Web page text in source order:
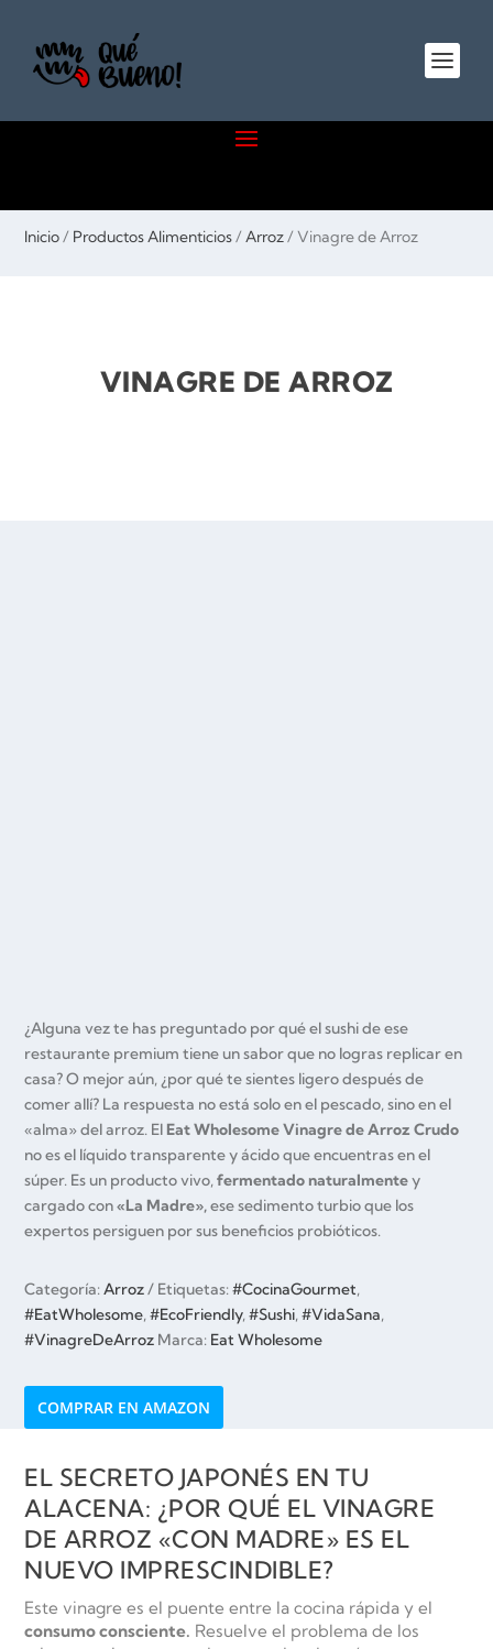
Inicio/ Productos Alimenticios/Arroz/ Vinagre de Arroz
VINAGRE DE ARROZ
¿Alguna vez te has preguntado por qué el sushi de ese
restaurante premium tiene un sabor que no logras replicar en
casa? O mejor aún, ¿por qué te sientes ligero después de
comer allí? La respuesta no está solo en el pescado, sino en el
«alma» del arroz. El Eat Wholesome Vinagre de Arroz Crudo
no es el líquido transparente y ácido que encuentras en el
súper. Es un producto vivo,fermentado naturalmentey
cargado con«La Madre»,ese sedimento turbio que los
expertos persiguen por sus beneficios probióticos.
Categoría:Arroz Etiquetas:#CocinaGourmet,
#EatWholesome,#EcoFriendly,#Sushi,#VidaSana,
#VinagreDeArroz Marca: Eat Wholesome
COMPRAR EN AMAZON
EL SECRETO JAPONÉS EN TU
ALACENA: ¿POR QUÉ EL VINAGRE
DE ARROZ «CON MADRE» ES EL
NUEVO IMPRESCINDIBLE?
Este vinagre es el puente entre la cocina rápida y el
consumo consciente. Resuelve el problema de los